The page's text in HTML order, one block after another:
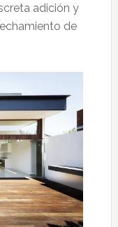
adición y
de